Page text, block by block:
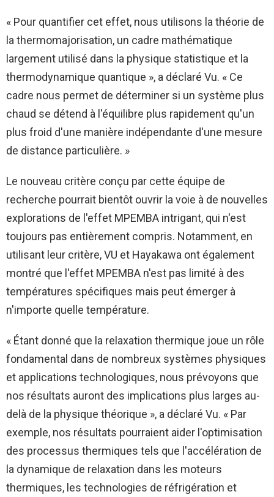
« Pour quantifier cet effet, nous utilisons la théorie de
la thermomajorisation, un cadre mathématique
largement utilisé dans la physique statistique et la
thermodynamique quantique », a déclaré Vu. « Ce
cadre nous permet de déterminer si un système plus
chaud se détend à l'équilibre plus rapidement qu'un
plus froid d'une manière indépendante d'une mesure
de distance particulière. »
Le nouveau critère conçu par cette équipe de
recherche pourrait bientôt ouvrir la voie à de nouvelles
explorations de l'effet MPEMBA intrigant, qui n'est
toujours pas entièrement compris. Notamment, en
utilisant leur critère, VU et Hayakawa ont également
montré que l'effet MPEMBA n'est pas limité à des
températures spécifiques mais peut émerger à
n'importe quelle température.
« Étant donné que la relaxation thermique joue un rôle
fondamental dans de nombreux systèmes physiques
et applications technologiques, nous prévoyons que
nos résultats auront des implications plus larges au-
delà de la physique théorique », a déclaré Vu. « Par
exemple, nos résultats pourraient aider l'optimisation
des processus thermiques tels que l'accélération de
la dynamique de relaxation dans les moteurs
thermiques, les technologies de réfrigération et